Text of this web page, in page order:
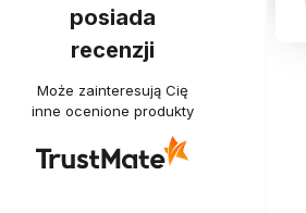
posiada
recenzji
Może zainteresują Cię
inne ocenione produkty